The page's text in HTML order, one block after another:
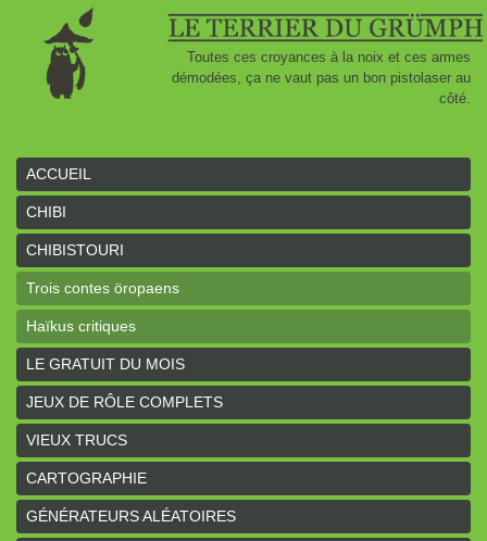
Toutes ces croyances à la noix et ces armes
démodées, ça ne vaut pas un bon pistolaser au
côté.
ACCUEIL
CHIBI
CHIBISTOURI
Trois contes öropaens
Haïkus critiques
LE GRATUIT DU MOIS
JEUX DE RÔLE COMPLETS
VIEUX TRUCS
CARTOGRAPHIE
GÉNÉRATEURS ALÉATOIRES